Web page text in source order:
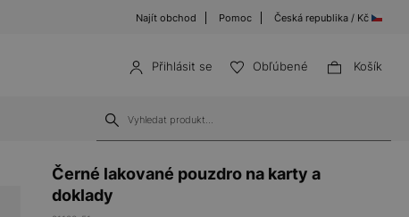
Najít obchod Pomoc Česká republika / Kč
Přihlásit se Obľúbené Košík
Černé lakované pouzdro na karty a
doklady